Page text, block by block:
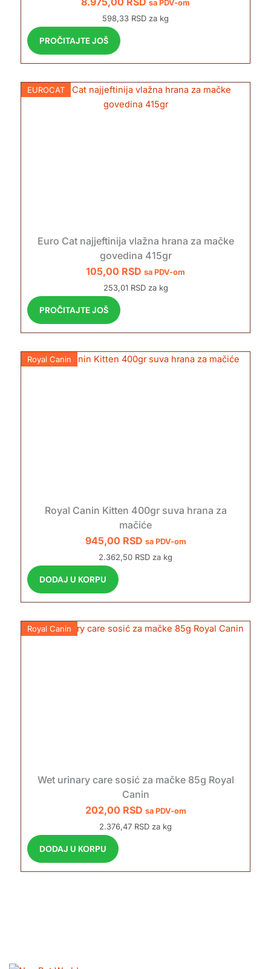
sa PDV-om
598,33 RSD za kg
PROČITAJTE JOŠ
EUROCAT
Euro Cat najjeftinija vlažna hrana za mačke
govedina 415gr
105,00 RSD sa PDV-om
253,01 RSD za kg
PROČITAJTE JOŠ
Royal Canin
Royal Canin Kitten 400gr suva hrana za
mačiće
945,00 RSD sa PDV-om
2.362,50 RSD za kg
DODAJ U KORPU
Royal Canin
Wet urinary care sosić za mačke 85g Royal
Canin
202,00 RSD sa PDV-om
2.376,47 RSD za kg
DODAJ U KORPU